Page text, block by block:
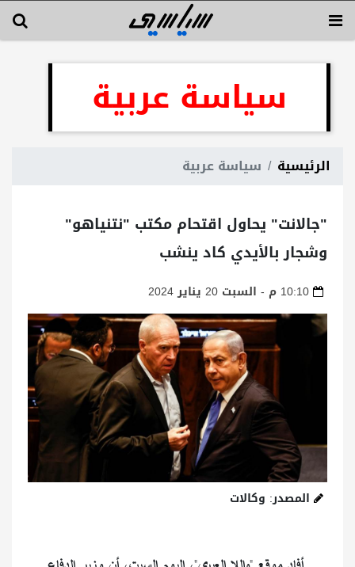
سياسة عربية
الرئيسية سياسة عربية
"جالانت" يحاول اقتحام مكتب "نتنياهو"
وشجار بالأيدي كاد ينشب
المصدر: وكالات